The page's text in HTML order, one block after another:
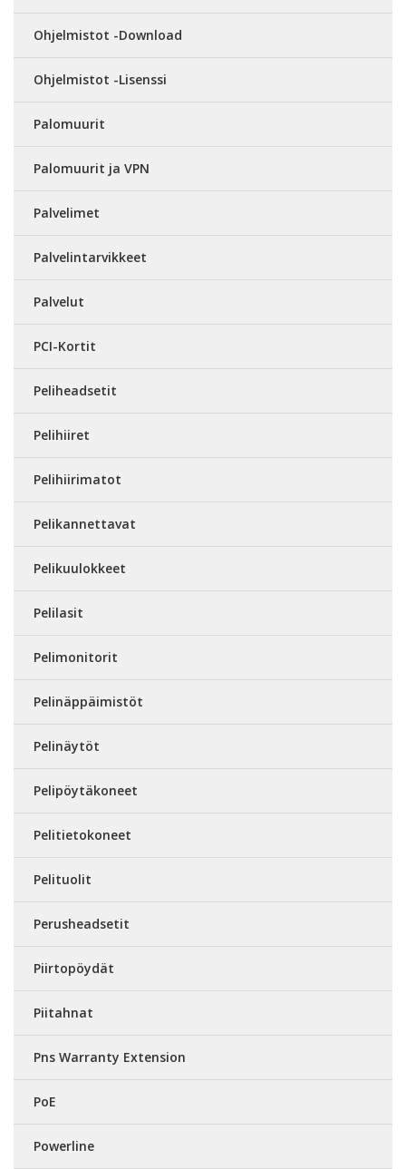
Ohjelmistot -Download
Ohjelmistot -Lisenssi
Palomuurit
Palomuurit ja VPN
Palvelimet
Palvelintarvikkeet
Palvelut
PCI-Kortit
Peliheadsetit
Pelihiiret
Pelihiirimatot
Pelikannettavat
Pelikuulokkeet
Pelilasit
Pelimonitorit
Pelinäppäimistöt
Pelinäytöt
Pelipöytäkoneet
Pelitietokoneet
Pelituolit
Perusheadsetit
Piirtopöydät
Piitahnat
Pns Warranty Extension
PoE
Powerline